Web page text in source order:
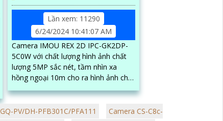
Lần xem: 11290
6/24/2024 10:41:07 AM
Camera IMOU REX 2D IPC-GK2DP-
5C0W với chất lượng hình ảnh chất
lượng 5MP sắc nét, tầm nhìn xa
hồng ngoại 10m cho ra hình ảnh chất
lượng trong điều kiện ánh sáng yếu.
Một trong...
PV/DH-PFB301C/PFA111
Camera CS-C8c-